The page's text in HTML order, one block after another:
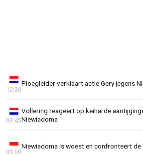
Ploegleider verklaart actie Gery jegens
10:30
Vollering reageert op keiharde
Niewiadoma
09:45
Niewiadoma is woest en confronteert de
09:00